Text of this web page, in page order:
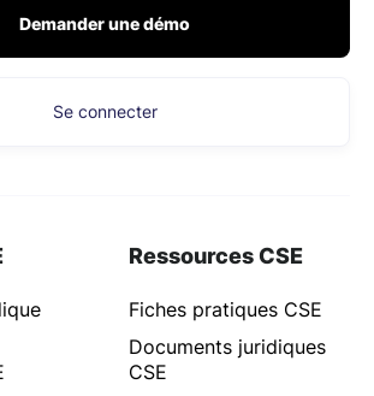
Demander une démo
Se connecter
Ressources CSE
Fiches pratiques CSE
Documents juridiques
CSE